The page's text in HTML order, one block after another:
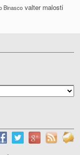
Binasco valter malosti